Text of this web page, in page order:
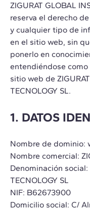
ZIGURAT GLOBAL
reserva el derecho
y cualquier tipo de
en el sitio web, sin
ponerlo en
entendiéndose
sitio web de
TECNOLOGY SL.
1. DATOS
Nombre de dominio:
Nombre comercial:
Denominación social:
TECNOLOGY SL
NIF: B62673900
Domicilio social: C/